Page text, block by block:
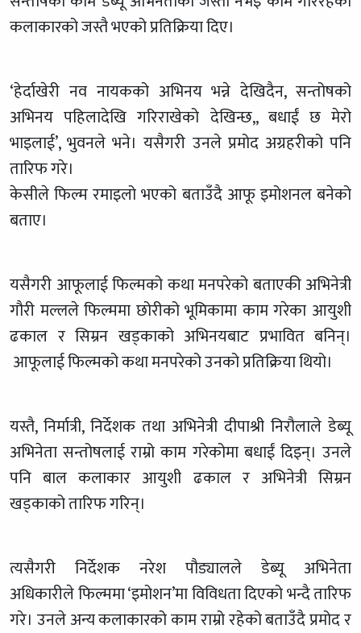
कलाकारको जस्तै भएको प्रतिक्रिया दिए।
‘हेर्दाखेरी नव नायकको अभिनय भन्ने देखिदैन, सन्तोषको
अभिनय पहिलादेखि गरिराखेको देखिन्छ,, बधाईं छ मेरो
भाइलाई’, भुवनले भने। यसैगरी उनले प्रमोद अग्रहरीको पनि
तारिफ गरे।
केसीले फिल्म रमाइलो भएको बताउँदै आफू इमोशनल बनेको
बताए।
यसैगरी आफूलाई फिल्मको कथा मनपरेको बताएकी अभिनेत्री
गौरी मल्लले फिल्ममा छोरीको भूमिकामा काम गरेका आयुशी
ढकाल र सिम्रन खड्काको अभिनयबाट प्रभावित बनिन्।
आफूलाई फिल्मको कथा मनपरेको उनको प्रतिक्रिया थियो।
यस्तै, निर्मात्री, निर्देशक तथा अभिनेत्री दीपाश्री निरौलाले डेब्यू
अभिनेता सन्तोषलाई राम्रो काम गरेकोमा बधाईं दिइन्। उनले
पनि बाल कलाकार आयुशी ढकाल र अभिनेत्री सिम्रन
खड्काको तारिफ गरिन्।
त्यसैगरी निर्देशक नरेश पौड्यालले डेब्यू अभिनेता
अधिकारीले फिल्ममा ‘इमोशन’मा विविधता दिएको भन्दै तारिफ
गरे। उनले अन्य कलाकारको काम राम्रो रहेको बताउँदै प्रमोद र